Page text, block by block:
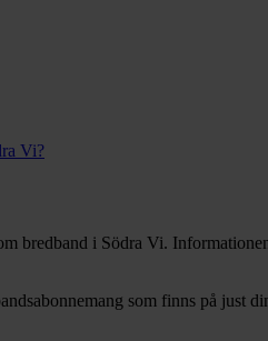
Vi?
bredband i Södra Vi.
som finns på just